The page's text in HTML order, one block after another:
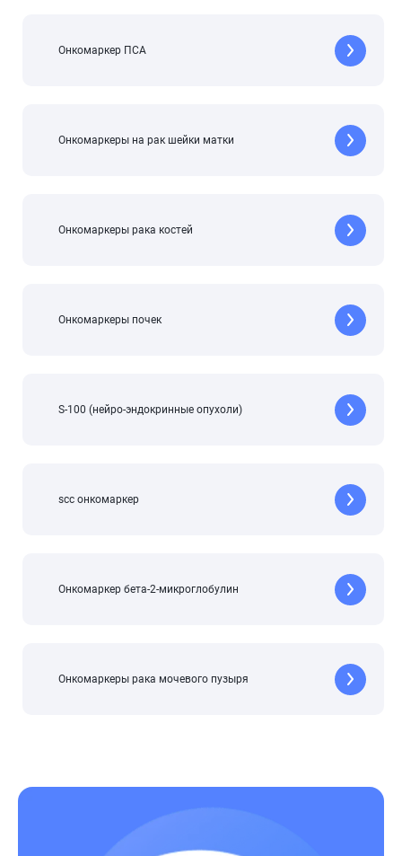
Онкомаркер ПСА
Онкомаркеры на рак шейки матки
Онкомаркеры рака костей
Онкомаркеры почек
S-100 (нейро-эндокринные опухоли)
scc онкомаркер
Онкомаркер бета-2-микроглобулин
Онкомаркеры рака мочевого пузыря